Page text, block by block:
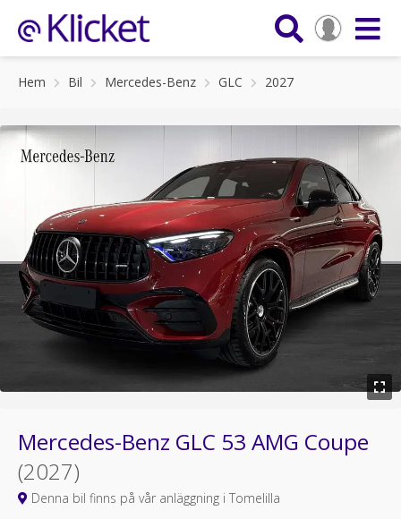
Hem Bil Mercedes-Benz GLC 2027
Mercedes-Benz GLC 53 AMG Coupe
(2027)
Denna bil finns på vår anläggning i Tomelilla